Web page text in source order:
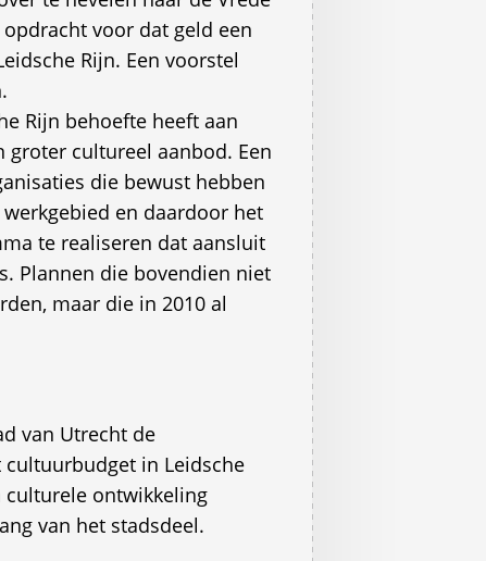
voor dat geld een
Rijn. Een voorstel
Rijn behoefte heeft aan
cultureel aanbod. Een
die bewust hebben
en daardoor het
te realiseren dat aansluit
Plannen die bovendien niet
maar die in 2010 al
van Utrecht de
in Leidsche
culturele ontwikkeling
van het stadsdeel.